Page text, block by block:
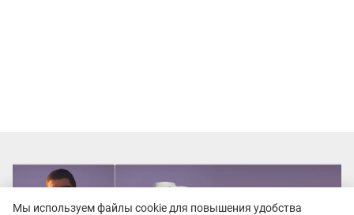
Мы используем файлы cookie для повышения удобства